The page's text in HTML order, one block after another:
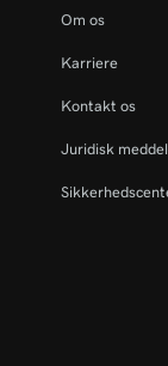
Om os
Karriere
Kontakt os
Juridisk